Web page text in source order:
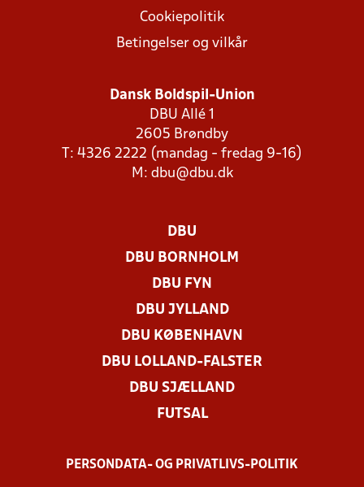
Cookiepolitik
Betingelser og vilkår
Dansk Boldspil-Union
DBU Allé 1
2605 Brøndby
T: 4326 2222 (mandag - fredag 9-16)
M: dbu@dbu.dk
DBU
DBU BORNHOLM
DBU FYN
DBU JYLLAND
DBU KØBENHAVN
DBU LOLLAND-FALSTER
DBU SJÆLLAND
FUTSAL
PERSONDATA- OG PRIVATLIVS-POLITIK